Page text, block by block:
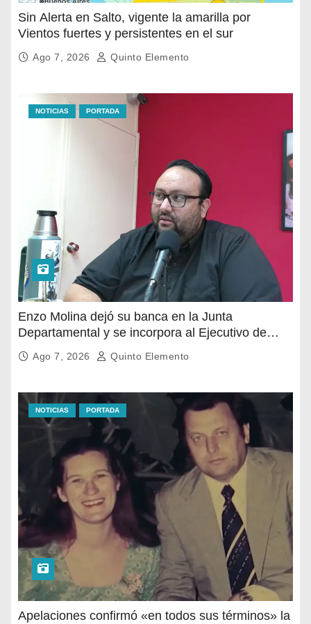
Sin Alerta en Salto, vigente la amarilla por
Vientos fuertes y persistentes en el sur
Ago 7, 2026 Quinto Elemento
NOTICIAS PORTADA
Enzo Molina dejó su banca en la Junta
Departamental y se incorpora al Ejecutivo de
Carlos Albisu
Ago 7, 2026 Quinto Elemento
NOTICIAS PORTADA
Apelaciones confirmó «en todos sus términos» la